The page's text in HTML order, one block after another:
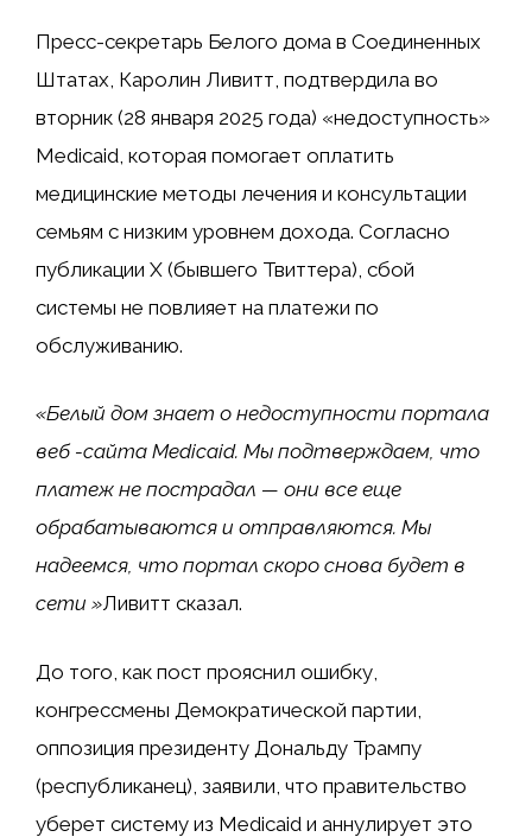
Пресс-секретарь Белого дома в Соединенных
Штатах, Каролин Ливитт, подтвердила во
вторник (28 января 2025 года) «недоступность»
Medicaid, которая помогает оплатить
медицинские методы лечения и консультации
семьям с низким уровнем дохода. Согласно
публикации X (бывшего Твиттера), сбой
системы не повлияет на платежи по
обслуживанию.
«Белый дом знает о недоступности портала
веб -сайта Medicaid. Мы подтверждаем, что
платеж не пострадал — они все еще
обрабатываются и отправляются. Мы
надеемся, что портал скоро снова будет в
сети »Ливитт сказал.
До того, как пост прояснил ошибку,
конгрессмены Демократической партии,
оппозиция президенту Дональду Трампу
(республиканец), заявили, что правительство
уберет систему из Medicaid и аннулирует это